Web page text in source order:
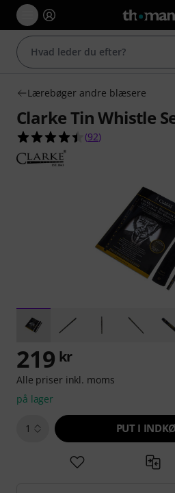
Lærebøger andre blæsere
Clarke Tin Whistle
4.4 ud af 5 stjerner
(92)
219 kr
Alle priser inkl. moms
på lager
1 PUT I